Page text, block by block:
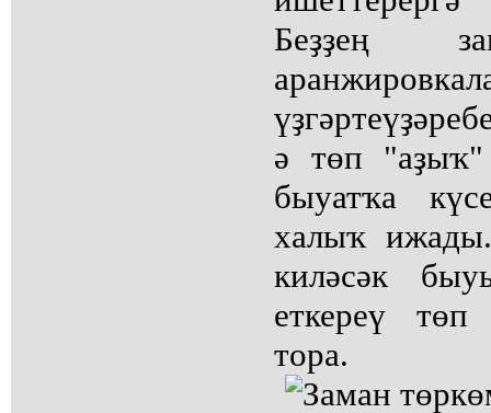
Беҙҙең
ә төп "аҙыҡ"
быуатҡа
халыҡ
киләсәк
еткереү
тора.